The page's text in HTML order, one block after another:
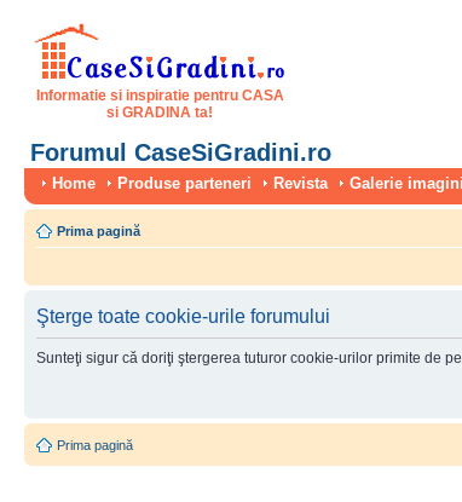
Informatie si inspiratie pentru CASA
si GRADINA ta!
Forumul CaseSiGradini.ro
Home Produse parteneri Revista Galerie imagini
Prima pagină
Şterge toate cookie-urile forumului
Sunteţi sigur că doriţi ştergerea tuturor cookie-urilor primite de
Prima pagină